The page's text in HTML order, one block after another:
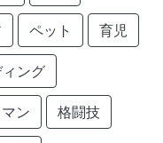
ペット 育児
ング
ン 格闘技